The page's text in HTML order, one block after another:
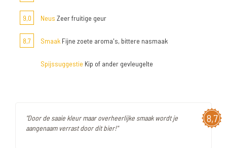
9,0 Neus Zeer fruitige geur
8,7 Smaak Fijne zoete aroma's, bittere nasmaak
Spijssuggestie Kip of ander gevleugelte
8,7
"Door de saaie kleur maar overheerlijke smaak wordt je
aangenaam verrast door dit bier!"